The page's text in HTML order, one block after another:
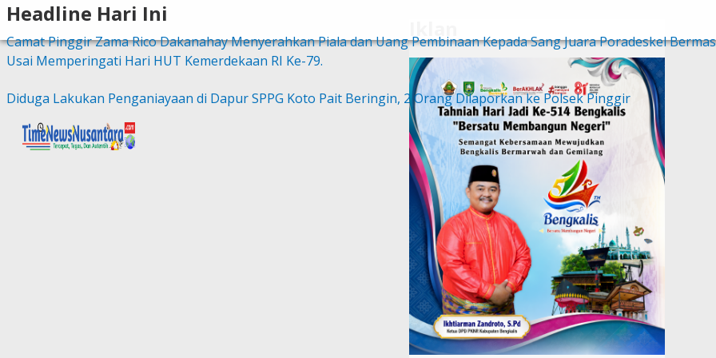
Headline Hari Ini
Camat Pinggir Zama Rico Dakanahay Menyerahkan Piala dan Uang Pembinaan Kepada Sang Juara Poradeskel
Usai Memperingati Hari HUT Kemerdekaan RI Ke-79.
Diduga Lakukan Penganiayaan di Dapur SPPG Koto Pait Beringin, 2 Orang Dilaporkan ke Polsek Pinggir